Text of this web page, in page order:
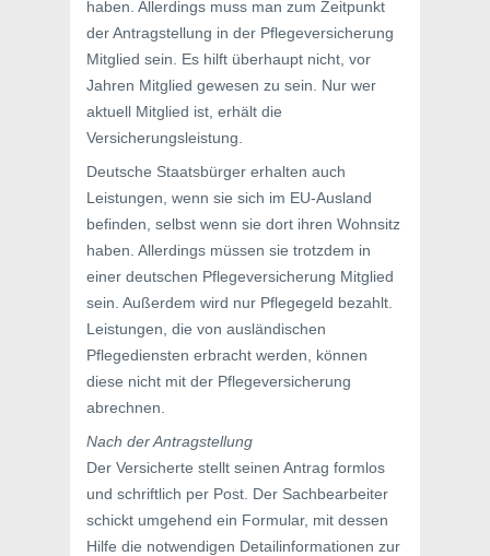
haben. Allerdings muss man zum Zeitpunkt
der Antragstellung in der Pflegeversicherung
Mitglied sein. Es hilft überhaupt nicht, vor
Jahren Mitglied gewesen zu sein. Nur wer
aktuell Mitglied ist, erhält die
Versicherungsleistung.
Deutsche Staatsbürger erhalten auch
Leistungen, wenn sie sich im EU-Ausland
befinden, selbst wenn sie dort ihren Wohnsitz
haben. Allerdings müssen sie trotzdem in
einer deutschen Pflegeversicherung Mitglied
sein. Außerdem wird nur Pflegegeld bezahlt.
Leistungen, die von ausländischen
Pflegediensten erbracht werden, können
diese nicht mit der Pflegeversicherung
abrechnen.
Nach der Antragstellung
Der Versicherte stellt seinen Antrag formlos
und schriftlich per Post. Der Sachbearbeiter
schickt umgehend ein Formular, mit dessen
Hilfe die notwendigen Detailinformationen zur